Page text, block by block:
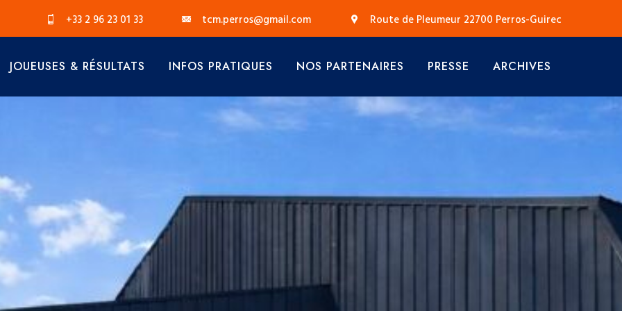
+33 2 96 23 01 33 tcm.perros@gmail.com Route de Pleumeur 22700 Perros-Guirec
JOUEUSES & RÉSULTATS INFOS PRATIQUES NOS PARTENAIRES PRESSE ARCHIVES